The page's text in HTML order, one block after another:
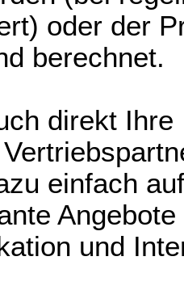
oder der
berechnet.
direkt
einfach
und